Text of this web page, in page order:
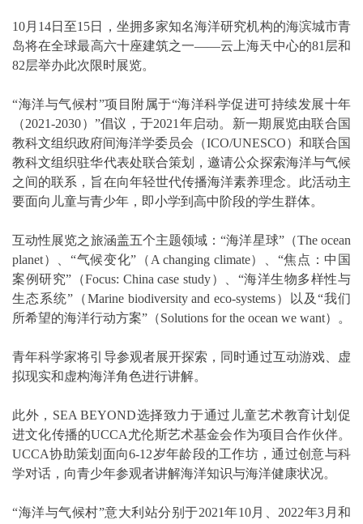
10月14日至15日，坐拥多家知名海洋研究机构的海滨城市青
岛将在全球最高六十座建筑之一——云上海天中心的81层和
82层举办此次限时展览。
“海洋与气候村”项目附属于“海洋科学促进可持续发展十年
（2021-2030）”倡议，于2021年启动。新一期展览由联合国
教科文组织政府间海洋学委员会（ICO/UNESCO）和联合国
教科文组织驻华代表处联合策划，邀请公众探索海洋与气候
之间的联系，旨在向年轻世代传播海洋素养理念。此活动主
要面向儿童与青少年，即小学到高中阶段的学生群体。
互动性展览之旅涵盖五个主题领域：“海洋星球”（The ocean
planet）、“气候变化”（A changing climate）、“焦点：中国
案例研究”（Focus: China case study）、“海洋生物多样性与
生态系统”（Marine biodiversity and eco-systems）以及“我们
所希望的海洋行动方案”（Solutions for the ocean we want）。
青年科学家将引导参观者展开探索，同时通过互动游戏、虚
拟现实和虚构海洋角色进行讲解。
此外，SEA BEYOND选择致力于通过儿童艺术教育计划促
进文化传播的UCCA尤伦斯艺术基金会作为项目合作伙伴。
UCCA协助策划面向6-12岁年龄段的工作坊，通过创意与科
学对话，向青少年参观者讲解海洋知识与海洋健康状况。
“海洋与气候村”意大利站分别于2021年10月、2022年3月和